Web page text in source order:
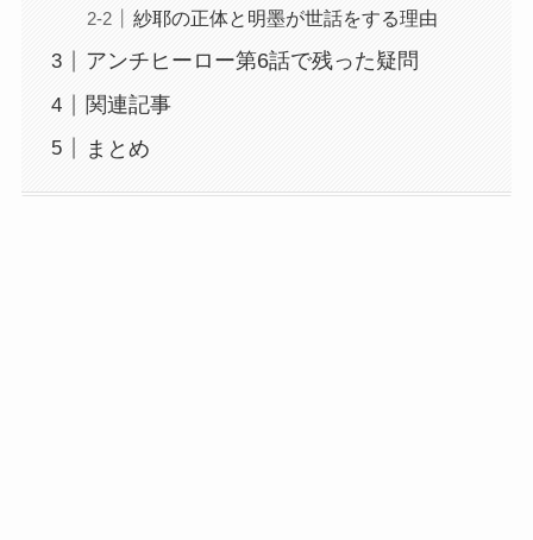
紗耶の正体と明墨が世話をする理由
アンチヒーロー第6話で残った疑問
関連記事
まとめ